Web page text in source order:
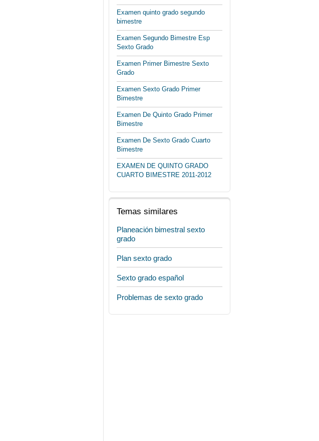
Examen quinto grado segundo
bimestre
Examen Segundo Bimestre Esp
Sexto Grado
Examen Primer Bimestre Sexto
Grado
Examen Sexto Grado Primer
Bimestre
Examen De Quinto Grado Primer
Bimestre
Examen De Sexto Grado Cuarto
Bimestre
EXAMEN DE QUINTO GRADO
CUARTO BIMESTRE 2011-2012
Temas similares
Planeación bimestral sexto
grado
Plan sexto grado
Sexto grado español
Problemas de sexto grado